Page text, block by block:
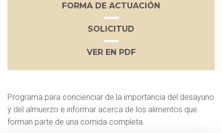
FORMA DE ACTUACIÓN
SOLICITUD
VER EN PDF
Programa para concienciar de la importancia del desayuno
y del almuerzo e informar acerca de los alimentos que
forman parte de una comida completa.